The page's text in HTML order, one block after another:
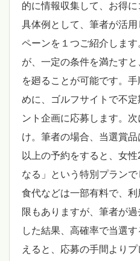
的に情報収集して、お得に
具体例として、筆者が活
ペーンを１つご紹介しま
が、一定の条件を満たす
を廻ることが可能です。
めに、ゴルフサイトで不
ント企画に応募します。
け。筆者の場合、当選賞
以上の予約をすると、女
なる」という特別プラン
食代などは一部有料で、
限もありますが、筆者が
した結果、高確率で当選
えると、応募の手間より